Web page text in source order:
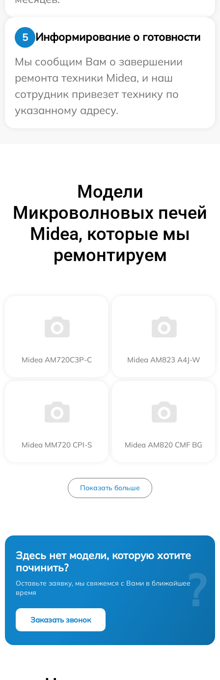
5
Информирование о готовности
Мы сообщим Вам о завершении
ремонта техники Midea, и наш
сотрудник привезет технику по
указанному адресу.
Модели
Микроволновых печей
Midea, которые мы
ремонтируем
Midea AM720C3P-C Midea AM823 A4J-W
Midea MM720 CPI-S Midea AM820 CMF BG
Показать больше
Здесь нет модели, которую хотите
починить?
Оставьте заявку, мы свяжемся с Вами в ближайшее
время
Заказать звонок
?